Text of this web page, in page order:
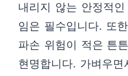
내리지 않는 안정적
임은 필수입니다. 또
파손 위험이 적은 튼
현명합니다. 가벼우